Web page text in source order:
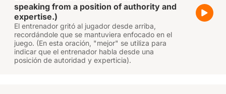
speaking from a position of authority and
expertise.)
El entrenador gritó al jugador desde arriba,
recordándole que se mantuviera enfocado en el
juego. (En esta oración, "mejor" se utiliza para
indicar que el entrenador habla desde una
posición de autoridad y experticia).